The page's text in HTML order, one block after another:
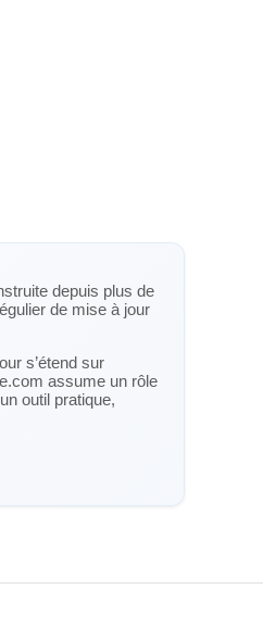
depuis plus de
de mise à jour
s’étend sur
assume un rôle
outil pratique,